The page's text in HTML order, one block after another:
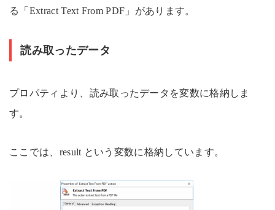
る「Extract Text From PDF」があります。
読み取ったデータ
プロパティより、読み取ったデータを変数に格納しま
す。
ここでは、result という変数に格納しています。